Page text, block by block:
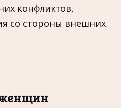
конфликтов,
со стороны внешних